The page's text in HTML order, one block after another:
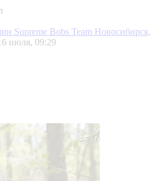
Supreme Bobs Team Новосибирск,
июля, 09:29